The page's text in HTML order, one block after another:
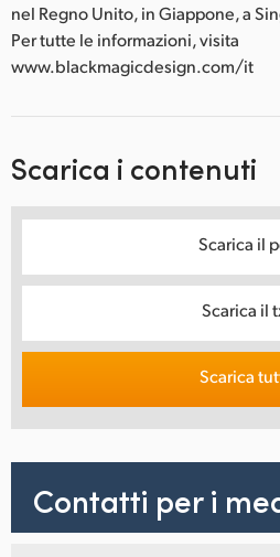
nel Regno Unito, in Giappone, a
Per tutte le informazioni, visita
www.blackmagicdesign.com/it
Scarica i contenuti
Scarica il
Scarica il
Scarica
Contatti per i